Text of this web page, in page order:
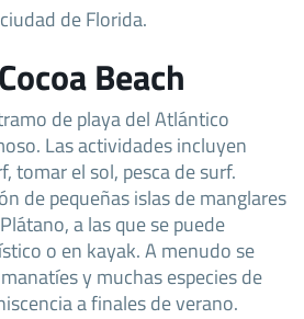
de Florida.
Beach
de playa del Atlántico
Las actividades incluyen
tomar el sol, pesca de surf.
de pequeñas islas de manglares
a las que se puede
o en kayak. A menudo se
y muchas especies de
a finales de verano.